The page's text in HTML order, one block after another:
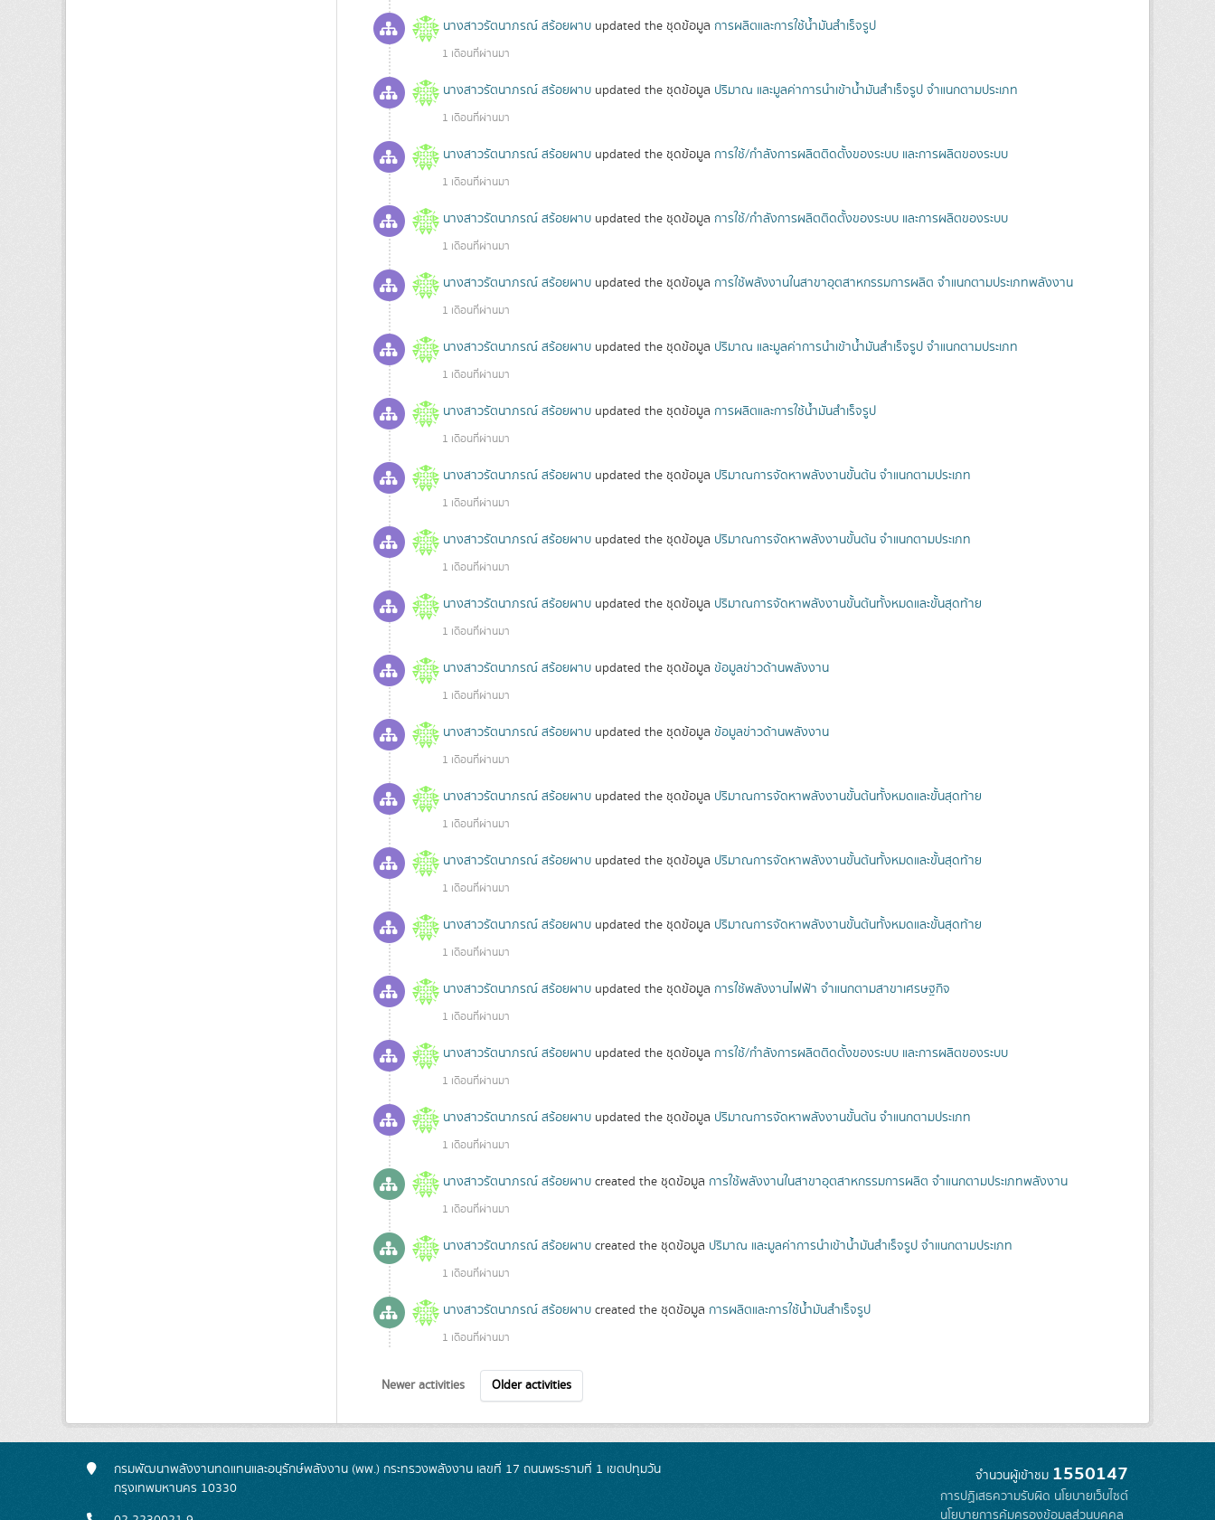
นางสาวรัตนาภรณ์ สร้อยผาบ updated the ชุดข้อมูลการผลิตและการใช้น้ำมันสำเร็จรูป
1 เดือนที่ผ่านมา
นางสาวรัตนาภรณ์ สร้อยผาบ updated the ชุดข้อมูล ปริมาณ และมูลค่าการนำเข้าน้ำมันสำเร็จรูป จำแนกตามประเภท
1 เดือนที่ผ่านมา
นางสาวรัตนาภรณ์ สร้อยผาบ updated the ชุดข้อมูลการใช้/กำลังการผลิตติดตั้งของระบบ และการผลิตของระบบ
1 เดือนที่ผ่านมา
นางสาวรัตนาภรณ์ สร้อยผาบ updated the ชุดข้อมูลการใช้/กำลังการผลิตติดตั้งของระบบ และการผลิตของระบบ
1 เดือนที่ผ่านมา
นางสาวรัตนาภรณ์ สร้อยผาบ updated the ชุดข้อมูลการใช้พลังงานในสาขาอุตสาหกรรมการผลิต จำแนกตามประเภทพลังงาน
1 เดือนที่ผ่านมา
นางสาวรัตนาภรณ์ สร้อยผาบ updated the ชุดข้อมูล ปริมาณ และมูลค่าการนำเข้าน้ำมันสำเร็จรูป จำแนกตามประเภท
1 เดือนที่ผ่านมา
นางสาวรัตนาภรณ์ สร้อยผาบ updated the ชุดข้อมูลการผลิตและการใช้น้ำมันสำเร็จรูป
1 เดือนที่ผ่านมา
นางสาวรัตนาภรณ์ สร้อยผาบ updated the ชุดข้อมูล ปริมาณการจัดหาพลังงานขั้นต้น จำแนกตามประเภท
1 เดือนที่ผ่านมา
นางสาวรัตนาภรณ์ สร้อยผาบ updated the ชุดข้อมูล ปริมาณการจัดหาพลังงานขั้นต้น จำแนกตามประเภท
1 เดือนที่ผ่านมา
นางสาวรัตนาภรณ์ สร้อยผาบ updated the ชุดข้อมูล ปริมาณการจัดหาพลังงานขั้นต้นทั้งหมดและขั้นสุดท้าย
1 เดือนที่ผ่านมา
นางสาวรัตนาภรณ์ สร้อยผาบ updated the ชุดข้อมูล ข้อมูลข่าวด้านพลังงาน
1 เดือนที่ผ่านมา
นางสาวรัตนาภรณ์ สร้อยผาบ updated the ชุดข้อมูล ข้อมูลข่าวด้านพลังงาน
1 เดือนที่ผ่านมา
นางสาวรัตนาภรณ์ สร้อยผาบ updated the ชุดข้อมูล ปริมาณการจัดหาพลังงานขั้นต้นทั้งหมดและขั้นสุดท้าย
1 เดือนที่ผ่านมา
นางสาวรัตนาภรณ์ สร้อยผาบ updated the ชุดข้อมูล ปริมาณการจัดหาพลังงานขั้นต้นทั้งหมดและขั้นสุดท้าย
1 เดือนที่ผ่านมา
นางสาวรัตนาภรณ์ สร้อยผาบ updated the ชุดข้อมูล ปริมาณการจัดหาพลังงานขั้นต้นทั้งหมดและขั้นสุดท้าย
1 เดือนที่ผ่านมา
นางสาวรัตนาภรณ์ สร้อยผาบ updated the ชุดข้อมูลการใช้พลังงานไฟฟ้า จำแนกตามสาขาเศรษฐกิจ
1 เดือนที่ผ่านมา
นางสาวรัตนาภรณ์ สร้อยผาบ updated the ชุดข้อมูลการใช้/กำลังการผลิตติดตั้งของระบบ และการผลิตของระบบ
1 เดือนที่ผ่านมา
นางสาวรัตนาภรณ์ สร้อยผาบ updated the ชุดข้อมูล ปริมาณการจัดหาพลังงานขั้นต้น จำแนกตามประเภท
1 เดือนที่ผ่านมา
นางสาวรัตนาภรณ์ สร้อยผาบ created the ชุดข้อมูลการใช้พลังงานในสาขาอุตสาหกรรมการผลิต จำแนกตามประเภทพลังงาน
1 เดือนที่ผ่านมา
นางสาวรัตนาภรณ์ สร้อยผาบ created the ชุดข้อมูล ปริมาณ และมูลค่าการนำเข้าน้ำมันสำเร็จรูป จำแนกตามประเภท
1 เดือนที่ผ่านมา
นางสาวรัตนาภรณ์ สร้อยผาบ created the ชุดข้อมูลการผลิตและการใช้น้ำมันสำเร็จรูป
1 เดือนที่ผ่านมา
Newer activities Older activities
กรมพัฒนาพลังงานทดแทนและอนุรักษ์พลังงาน (พพ.) กระทรวงพลังงาน เลขที่ 17 ถนนพระรามที่ 1 เขตปทุมวัน
กรุงเทพมหานคร 10330
จำนวนผู้เข้าชม 1550147
การปฏิเสธความรับผิด นโยบายเว็บไซต์
นโยบายการคุ้มครองข้อมูลส่วนบุคคล